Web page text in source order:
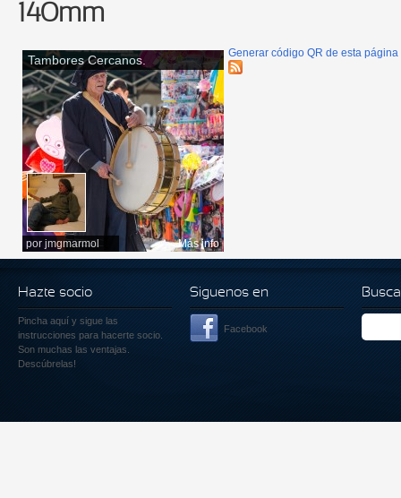
140mm
Tambores Cercanos.
por jmgmarmol Más info
Generar código QR de esta página
Hazte socio
Pincha aquí y sigue las
instrucciones para hacerte socio.
Son muchas las ventajas.
Descúbrelas!
Siguenos en
Facebook